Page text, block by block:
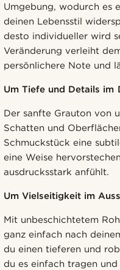
Umgebung, wodurch es
deinen Lebensstil
desto individueller wird
Veränderung verleiht
persönlichere Note und
Um Tiefe und Details im
Der sanfte Grauton von
Schatten und
Schmuckstück eine
eine Weise
ausdrucksstark anfühlt.
Um Vielseitigkeit im
Mit unbeschichtetem
ganz einfach nach
du einen tieferen und
du es einfach tragen